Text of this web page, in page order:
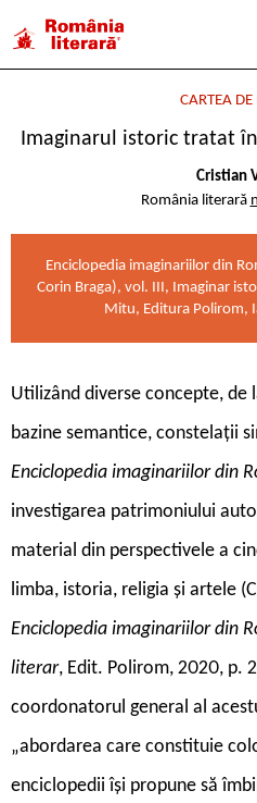
CARTEA DE
Imaginarul istoric tratat
Cristian
România literară
Enciclopedia imaginariilor din
Corin Braga), vol. III, Imaginar
Mitu, Editura Polirom,
Utilizând diverse concepte, de
bazine semantice, constelații
Enciclopedia imaginariilor din
investigarea patrimoniului
material din perspectivele a
limba, istoria, religia și artele
Enciclopedia imaginariilor din
literar, Edit. Polirom, 2020, p.
coordonatorul general al
„abordarea care constituie
enciclopedii își propune să